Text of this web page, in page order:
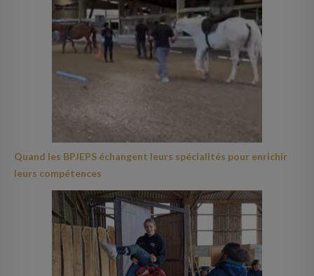
Quand les BPJEPS échangent leurs spécialités pour enrichir
leurs compétences